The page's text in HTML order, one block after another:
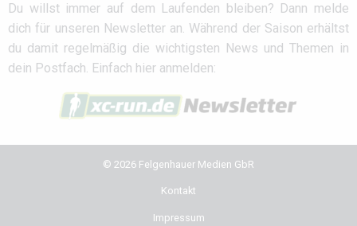
Du willst immer auf dem Laufenden bleiben? Dann melde
dich für unseren Newsletter an. Während der Saison erhältst
du damit regelmäßig die wichtigsten News und Themen in
dein Postfach. Einfach hier anmelden:
© 2026 Felgenhauer Medien GbR
Kontakt
Impressum